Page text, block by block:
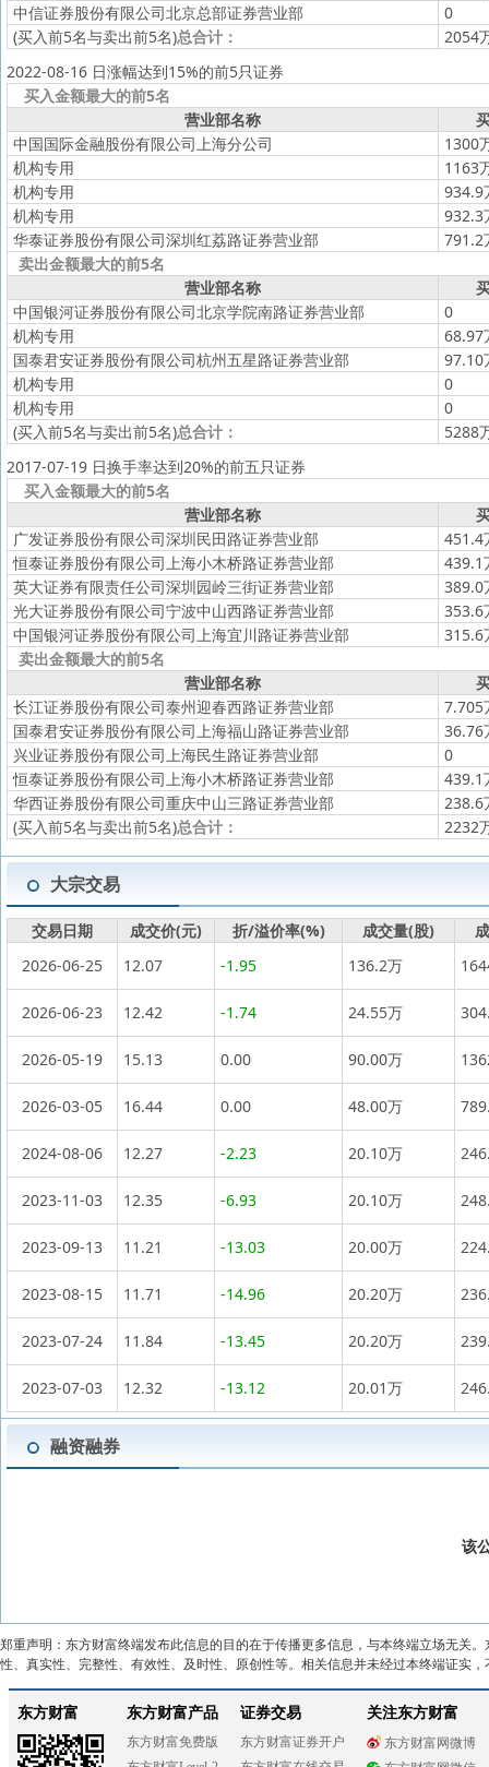
中信证券股份有限公司北京总部证券营业部
0
(买入前5名与卖出前5名)总合计：
2054
2022-08-16 日涨幅达到15%的前5只证券
买入金额最大的前5名
营业部名称
中国国际金融股份有限公司上海分公司
1300
机构专用
1163
机构专用
934.9
机构专用
932.3
华泰证券股份有限公司深圳红荔路证券营业部
791.2
卖出金额最大的前5名
营业部名称
中国银河证券股份有限公司北京学院南路证券营业部
0
机构专用
68.97
国泰君安证券股份有限公司杭州五星路证券营业部
97.10
机构专用
0
机构专用
0
(买入前5名与卖出前5名)总合计：
5288
2017-07-19 日换手率达到20%的前五只证券
买入金额最大的前5名
营业部名称
广发证券股份有限公司深圳民田路证券营业部
451.4
恒泰证券股份有限公司上海小木桥路证券营业部
439.1
英大证券有限责任公司深圳园岭三街证券营业部
389.0
光大证券股份有限公司宁波中山西路证券营业部
353.6
中国银河证券股份有限公司上海宜川路证券营业部
315.6
卖出金额最大的前5名
营业部名称
长江证券股份有限公司泰州迎春西路证券营业部
7.705
国泰君安证券股份有限公司上海福山路证券营业部
36.76
兴业证券股份有限公司上海民生路证券营业部
0
恒泰证券股份有限公司上海小木桥路证券营业部
439.1
华西证券股份有限公司重庆中山三路证券营业部
238.6
(买入前5名与卖出前5名)总合计： 2232
大宗交易
交易日期 成交价(元) 折/溢价率(%) 成交量(股)
2026-06-25
12.07 -1.95 136.2万
2026-06-23 12.42 -1.74 24.55万
2026-05-19 15.13 0.00 90.00万
2026-03-05 16.44 0.00 48.00万
2024-08-06 12.27 -2.23 20.10万
2023-11-03 12.35 -6.93 20.10万
2023-09-13 11.21 -13.03 20.00万
2023-08-15 11.71 -14.96 20.20万
2023-07-24 11.84 -13.45 20.20万
2023-07-03 12.32 -13.12 20.01万
融资融券
该
郑重声明：东方财富终端发布此信息的目的在于传播更多信息，与本终端立场无关
性、真实性、完整性、有效性、及时性、原创性等。相关信息并未经过本终端证实